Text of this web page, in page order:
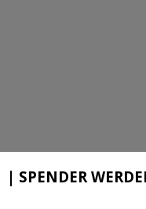
| SPENDER